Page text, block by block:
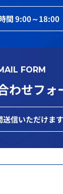
間9:00～18:00
FORM
わせフォ
送信いただけます